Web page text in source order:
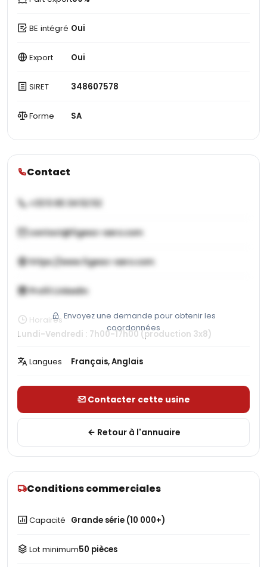
BE intégré Oui
Export Oui
SIRET 348607578
Forme SA
Contact
+33 5 65 34 52 52
contact@figeac-aero.com
https://www.figeac-aero.com
Profil LinkedIn
Envoyez une demande pour obtenir les
coordonnées
Horaires
Lundi-Vendredi : 7h00-17h00 (production 3x8)
Langues Français, Anglais
Contacter cette usine
Retour à l'annuaire
Conditions commerciales
Capacité Grande série (10 000+)
Lot minimum50 pièces